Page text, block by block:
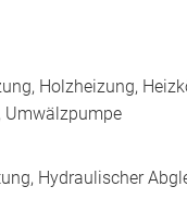
Holzheizung,
Umwälzpumpe
Hydraulischer